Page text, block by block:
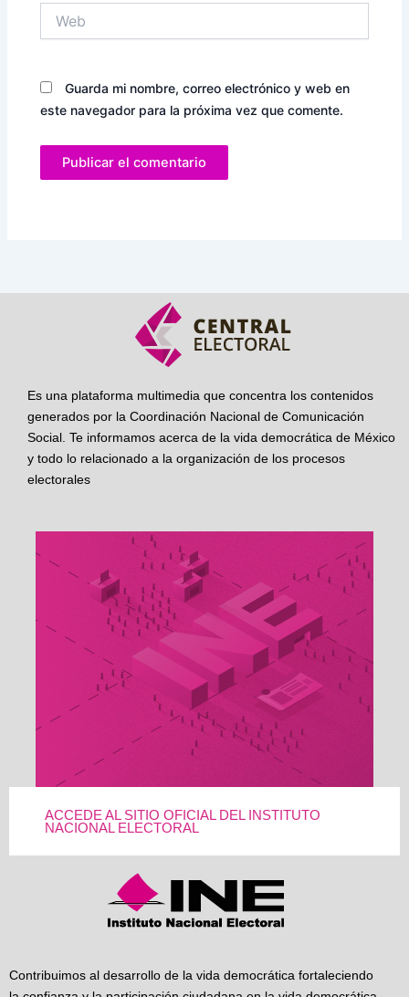
Guarda mi nombre, correo electrónico y web en
este navegador para la próxima vez que comente.
Es una plataforma multimedia que concentra los contenidos
generados por la Coordinación Nacional de Comunicación
Social. Te informamos acerca de la vida democrática de México
y todo lo relacionado a la organización de los procesos
electorales
ACCEDE AL SITIO OFICIAL DEL INSTITUTO
NACIONAL ELECTORAL
Contribuimos al desarrollo de la vida democrática fortaleciendo